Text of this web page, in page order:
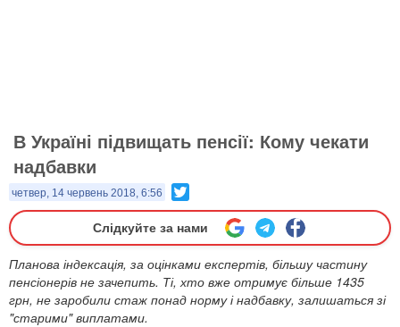
В Україні підвищать пенсії: Кому чекати
надбавки
четвер, 14 червень 2018, 6:56
Слідкуйте за нами
Планова індексація, за оцінками експертів, більшу частину
пенсіонерів не зачепить. Ті, хто вже отримує більше 1435
грн, не заробили стаж понад норму і надбавку, залишаться зі
"старими" виплатами.